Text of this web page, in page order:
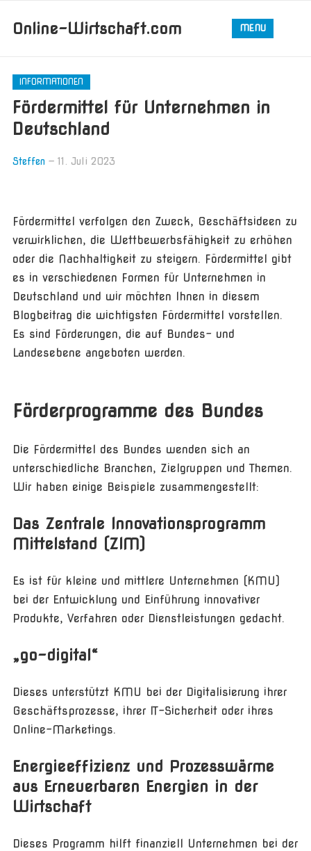
Online-Wirtschaft.com MENU
INFORMATIONEN
Fördermittel für Unternehmen in
Deutschland
Steffen— 11. Juli 2023
Fördermittel verfolgen den Zweck, Geschäftsideen zu
verwirklichen, die Wettbewerbsfähigkeit zu erhöhen
oder die Nachhaltigkeit zu steigern. Fördermittel gibt
es in verschiedenen Formen für Unternehmen in
Deutschland und wir möchten Ihnen in diesem
Blogbeitrag die wichtigsten Fördermittel vorstellen.
Es sind Förderungen, die auf Bundes- und
Landesebene angeboten werden.
Förderprogramme des Bundes
Die Fördermittel des Bundes wenden sich an
unterschiedliche Branchen, Zielgruppen und Themen.
Wir haben einige Beispiele zusammengestellt:
Das Zentrale Innovationsprogramm
Mittelstand (ZIM)
Es ist für kleine und mittlere Unternehmen (KMU)
bei der Entwicklung und Einführung innovativer
Produkte, Verfahren oder Dienstleistungen gedacht.
„go-digital“
Dieses unterstützt KMU bei der Digitalisierung ihrer
Geschäftsprozesse, ihrer IT-Sicherheit oder ihres
Online-Marketings.
Energieeffizienz und Prozesswärme
aus Erneuerbaren Energien in der
Wirtschaft
Dieses Programm hilft finanziell Unternehmen bei der